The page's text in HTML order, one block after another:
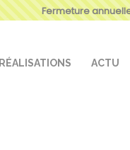
Fermeture
RÉALISATIONS ACTU